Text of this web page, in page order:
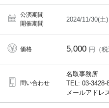
公演期間
開催期間
2024/11/30(土)
価格 5,000 円（
問い合わせ
名取事務所
TEL: 03-3428-
メールアドレ